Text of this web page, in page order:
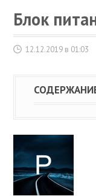
Блок
12.12.2019 в 01:03